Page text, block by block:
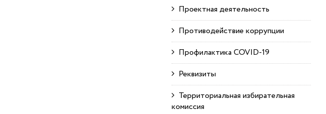
Проектная деятельность
Противодействие коррупции
Профилактика COVID-19
Реквизиты
Территориальная избирательная
комиссия